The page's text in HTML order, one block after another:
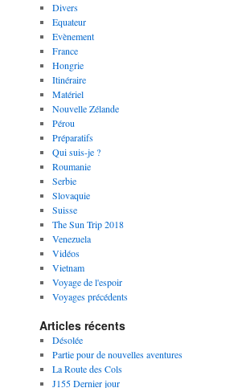
Divers
Equateur
Evènement
France
Hongrie
Itinéraire
Matériel
Nouvelle Zélande
Pérou
Préparatifs
Qui suis-je ?
Roumanie
Serbie
Slovaquie
Suisse
The Sun Trip 2018
Venezuela
Vidéos
Vietnam
Voyage de l'espoir
Voyages précédents
Articles récents
Désolée
Partie pour de nouvelles aventures
La Route des Cols
J155 Dernier jour